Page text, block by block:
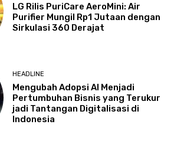
LG Rilis PuriCare AeroMini: Air
Purifier Mungil Rp1 Jutaan dengan
Sirkulasi 360 Derajat
HEADLINE
Mengubah Adopsi AI Menjadi
Pertumbuhan Bisnis yang Terukur
jadi Tantangan Digitalisasi di
Indonesia